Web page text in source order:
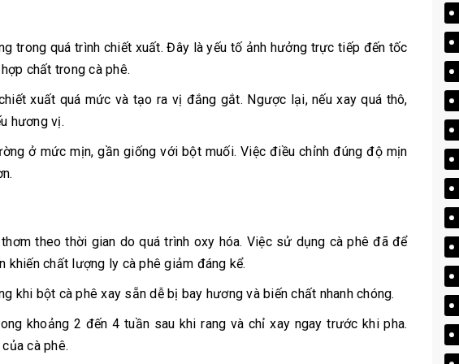
trong quá trình chiết xuất. Đây là yếu tố ảnh hưởng trực tiếp đến tốc
chất trong cà phê.
xuất quá mức và tạo ra vị đắng gắt. Ngược lại, nếu xay quá thô,
hương vị.
ở mức mịn, gần giống với bột muối. Việc điều chỉnh đúng độ mịn
theo thời gian do quá trình oxy hóa. Việc sử dụng cà phê đã để
chất lượng ly cà phê giảm đáng kể.
khi bột cà phê xay sẵn dễ bị bay hương và biến chất nhanh chóng.
khoảng 2 đến 4 tuần sau khi rang và chỉ xay ngay trước khi pha.
cà phê.